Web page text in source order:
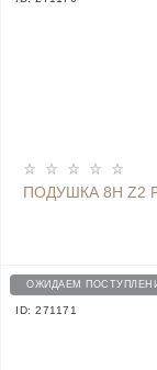
ПОДУШКА 8H Z2
ОЖИДАЕМ
ID: 271171